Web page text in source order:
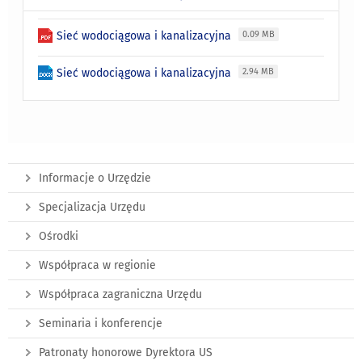
Sieć wodociągowa i kanalizacyjna 0.09 MB
Sieć wodociągowa i kanalizacyjna 2.94 MB
Informacje o Urzędzie
Specjalizacja Urzędu
Ośrodki
Współpraca w regionie
Współpraca zagraniczna Urzędu
Seminaria i konferencje
Patronaty honorowe Dyrektora US